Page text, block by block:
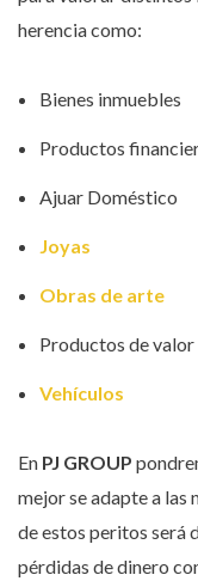
herencia como:
Bienes inmuebles
Productos
Ajuar Doméstico
Joyas
Obras de arte
Productos de valor
Vehículos
En PJ GROUP
mejor se adapte a las
de estos peritos será
pérdidas de dinero